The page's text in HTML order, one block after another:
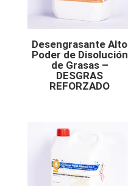
Desengrasante Alto
Poder de Disolución
de Grasas –
DESGRAS
REFORZADO